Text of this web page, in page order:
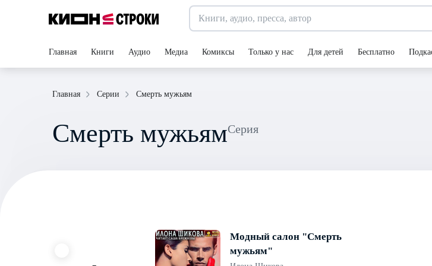
Главная Книги Аудио Медиа Комиксы Только у нас Для детей Бесплатно
Главная Серии Смерть мужьям
Смерть мужьям Серия
Модный салон "Смерть
мужьям"